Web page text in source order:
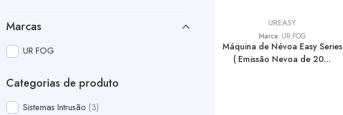
UREASY
Marca: UR FOG
Máquina de Névoa Easy Series
( Emissão Nevoa de 20...
Marcas
UR FOG
Categorias de produto
Sistemas Intrusão 3